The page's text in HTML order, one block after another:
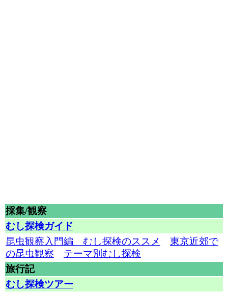
採集/観察
むし探検ガイド
昆虫観察入門編 むし探検のススメ
東京近郊で
の昆虫観察
テーマ別むし探検
旅行記
むし探検ツアー